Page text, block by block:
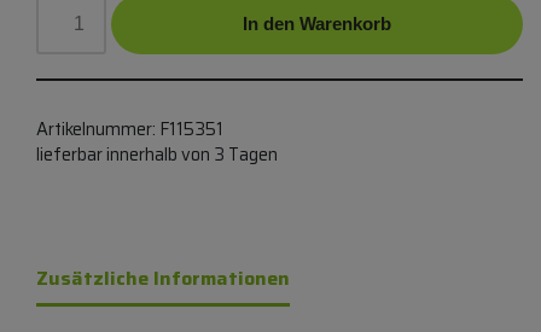
In den Warenkorb
Artikelnummer: F115351
lieferbar innerhalb von 3 Tagen
Zusätzliche Informationen